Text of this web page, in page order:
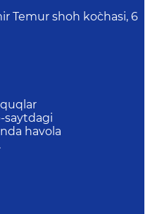
Temur shoh ko`chasi, 6
saytdagi
havola